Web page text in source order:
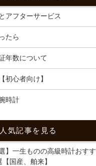
アフターサービス
たら
年数について
初心者向け】
時計
人気記事を見る
】一生ものの高級時計おすす
国産、舶来】